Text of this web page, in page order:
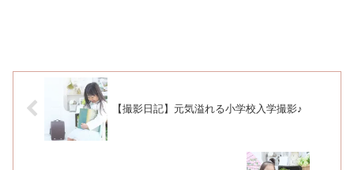
【撮影日記】元気溢れる小学校入学撮影♪